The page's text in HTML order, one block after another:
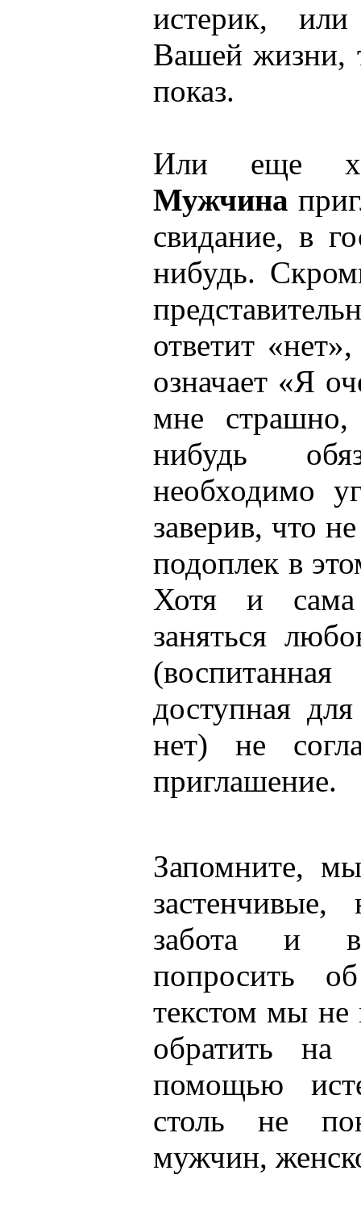
истерик,
Вашей жизни,
показ.
Или еще
Мужчина
свидание, в
нибудь.
ответит
означает «Я
мне
нибудь
необходимо
заверив, что
подоплек в
Хотя и
заняться
доступная
нет) не
приглашение.
Запомните,
забота и
попросить
текстом мы
обратить на
помощью
столь не
мужчин,